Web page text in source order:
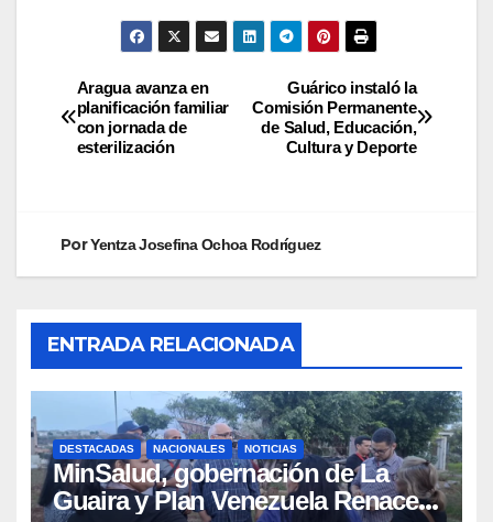
Guárico instaló la
Comisión Permanente
de Salud, Educación,
Cultura y Deporte
Aragua avanza en
planificación familiar
con jornada de
esterilización
PorYentza Josefina Ochoa Rodríguez
ENTRADA RELACIONADA
DESTACADAS NACIONALES NOTICIAS
MinSalud, gobernación de La
Guaira y Plan Venezuela Renace